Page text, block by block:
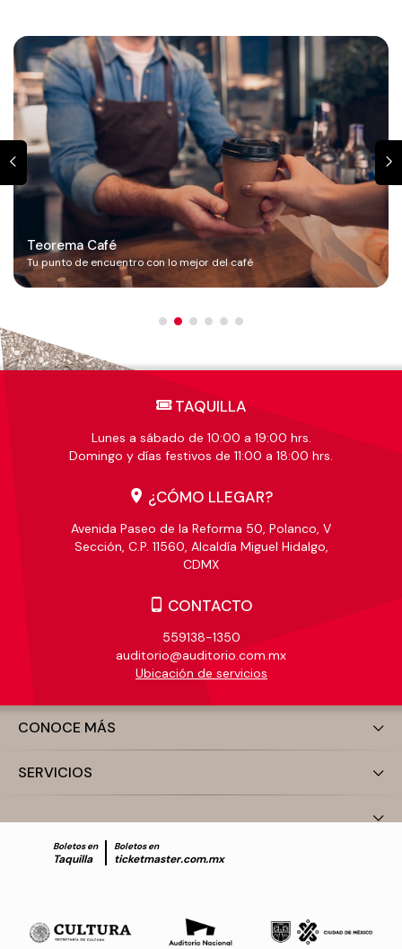
Teorema Café
Tu punto de encuentro con lo mejor del café
TAQUILLA
Lunes a sábado de 10:00 a 19:00 hrs.
Domingo y días festivos de 11:00 a 18:00 hrs.
¿CÓMO LLEGAR?
Avenida Paseo de la Reforma 50, Polanco, V
Sección, C.P. 11560, Alcaldía Miguel Hidalgo,
CDMX
CONTACTO
559138-1350
auditorio@auditorio.com.mx
Ubicación de servicios
CONOCE MÁS
SERVICIOS
Boletos en
Taquilla
Boletos en
ticketmaster.com.mx